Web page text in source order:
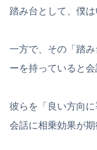
踏み台として、僕
一方で、その「踏
ーを持っていると会
彼らを「良い方向に
会話に相乗効果が期